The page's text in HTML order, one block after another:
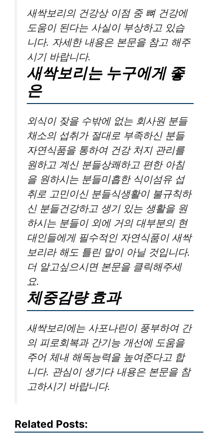
새싹보리의 건강상 이점 중 뼈 건강에
도움이 된다는 사실이 부상하고 있습
니다. 자세한 내용은 본문을 참고 해주
시기 바랍니다.
새싹보리는 누구에게 좋
은
외식이 잦을 수밖에 없는 회사원 분들
채소의 섭취가 절대로 부족하신 분들
자연식품을 통하여 건강 처지 관리를
원하고 계신 분들상쾌하고 편한 아침
을 원하시는 분들미흡한 식이섬유 섭
취로 고민이신 분들식생활이 불규칙하
신 분들건강하고 생기 있는 생활을 원
하시는 분들이 외에 거의 대부분의 현
대인들에게 필수적인 자연식품이 새싹
보리라 해도 틀린 말이 아닐 것입니다.
더 알고싶으시면 본문을 클릭해주세
요.
체중감량 효과
새싹보리에는 사포나린이 풍부하여 간
의 피로회복과 간기능 개선에 도움을
주어 체내 해독능력을 높여준다고 합
니다. 관심이 생기다 내용은 본문을 참
고하시기 바랍니다.
Related Posts: